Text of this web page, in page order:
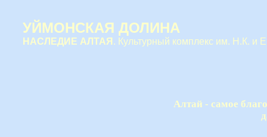
УЙМОНСКАЯ ДОЛИНА
НАСЛЕДИЕ АЛТАЯ . Культурный комплекс им. Н.К. и
Алтай - самое